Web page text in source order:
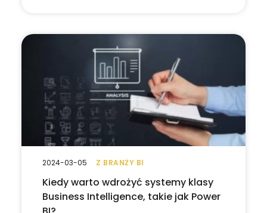
Z BRANŻY BI
Kiedy warto wdrożyć systemy klasy
Business Intelligence, takie jak Power
2024-03-05